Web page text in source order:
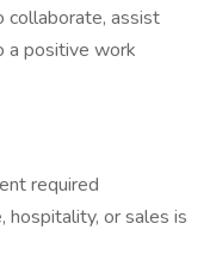
collaborate, assist
a positive work
required
hospitality, or sales is